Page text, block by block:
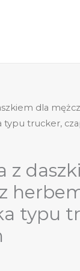
dla
trucker,
z
typu